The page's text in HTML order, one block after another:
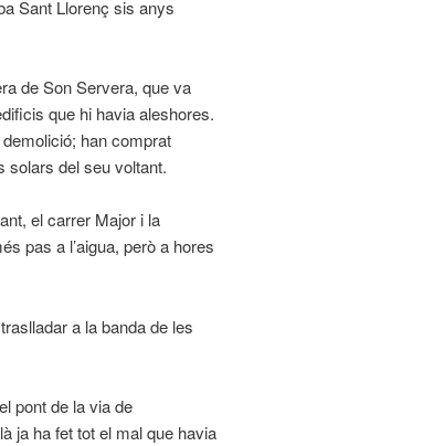
Sant Llorenç sis anys
de Son Servera, que va
que hi havia aleshores.
han comprat
solars del seu voltant.
el carrer Major i la
pas a l’aigua, però a hores
a la banda de les
pont de la via de
ja ha fet tot el mal que havia